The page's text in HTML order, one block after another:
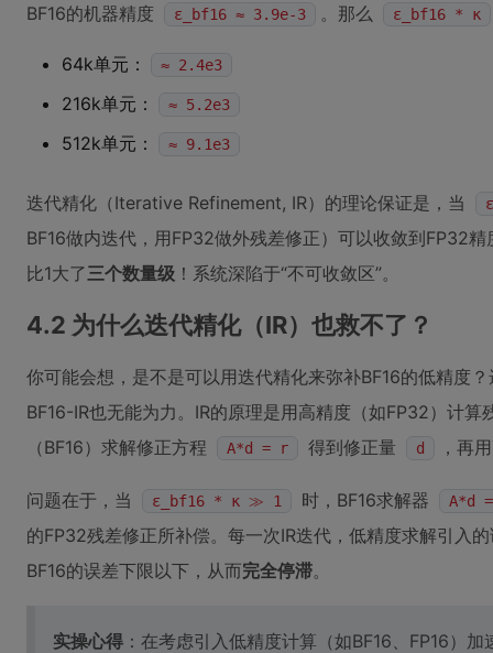
BF16的机器精度 ε_bf16 ≈ 3.9e-3 。那么 ε_bf16 * κ
64k单元： ≈ 2.4e3
216k单元： ≈ 5.2e3
512k单元： ≈ 9.1e3
迭代精化（Iterative Refinement, IR）的理论保证是，当
BF16做内迭代，用FP32做外残差修正）可以收敛到FP32
比1大了三个数量级 ！系统深陷于“不可收敛区”。
4.2 为什么迭代精化（IR）也救不了？
你可能会想，是不是可以用迭代精化来弥补BF16的低精度
BF16-IR也无能为力。IR的原理是用高精度（如FP32）计算
（BF16）求解修正方程
A*d = r 得到修正量 d ，再
问题在于，当 ε_bf16 * κ ≫ 1 时，BF16求解器 A*d
的FP32残差修正所补偿。每一次IR迭代，低精度求解引入
BF16的误差下限以下，从而完全停滞。
实操心得 ：在考虑引入低精度计算（如BF16、FP16）